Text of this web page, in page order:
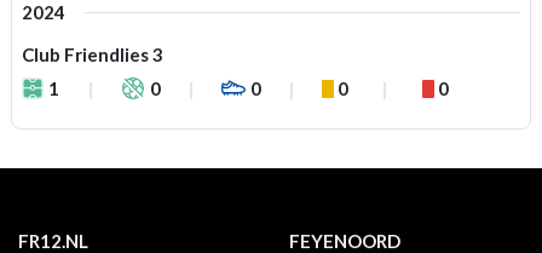
2024
Club Friendlies 3
1
0 0 0 0
FR12.NL
FEYENOORD